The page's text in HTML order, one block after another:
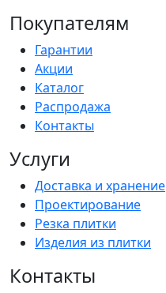
Покупателям
Гарантии
Акции
Каталог
Распродажа
Контакты
Услуги
Доставка и хранение
Проектирование
Резка плитки
Изделия из плитки
Контакты